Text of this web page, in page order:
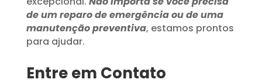
de um reparo de emergência ou de uma
manutenção preventiva, estamos prontos
para ajudar.
Entre em Contato